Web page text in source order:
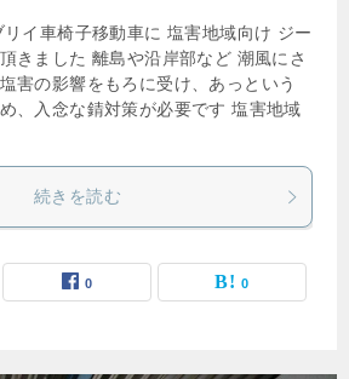
イ車椅子移動車に 塩害地域向け ジー
きました 離島や沿岸部など 潮風にさ
害の影響をもろに受け、あっという
、入念な錆対策が必要です 塩害地域
続きを読む
0 0